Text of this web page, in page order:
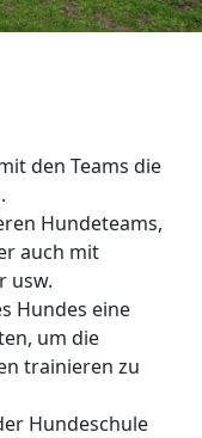
den Teams die
Hundeteams,
auch mit
usw.
Hundes eine
um die
trainieren zu
Hundeschule